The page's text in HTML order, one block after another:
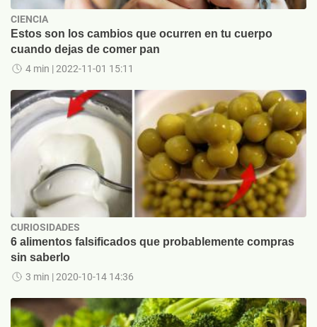
CIENCIA
Estos son los cambios que ocurren en tu cuerpo
cuando dejas de comer pan
4 min | 2022-11-01 15:11
CURIOSIDADES
6 alimentos falsificados que probablemente compras
sin saberlo
3 min | 2020-10-14 14:36